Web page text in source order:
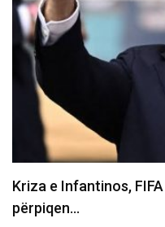
“Pse ende askush s’e
propozohet ylli…